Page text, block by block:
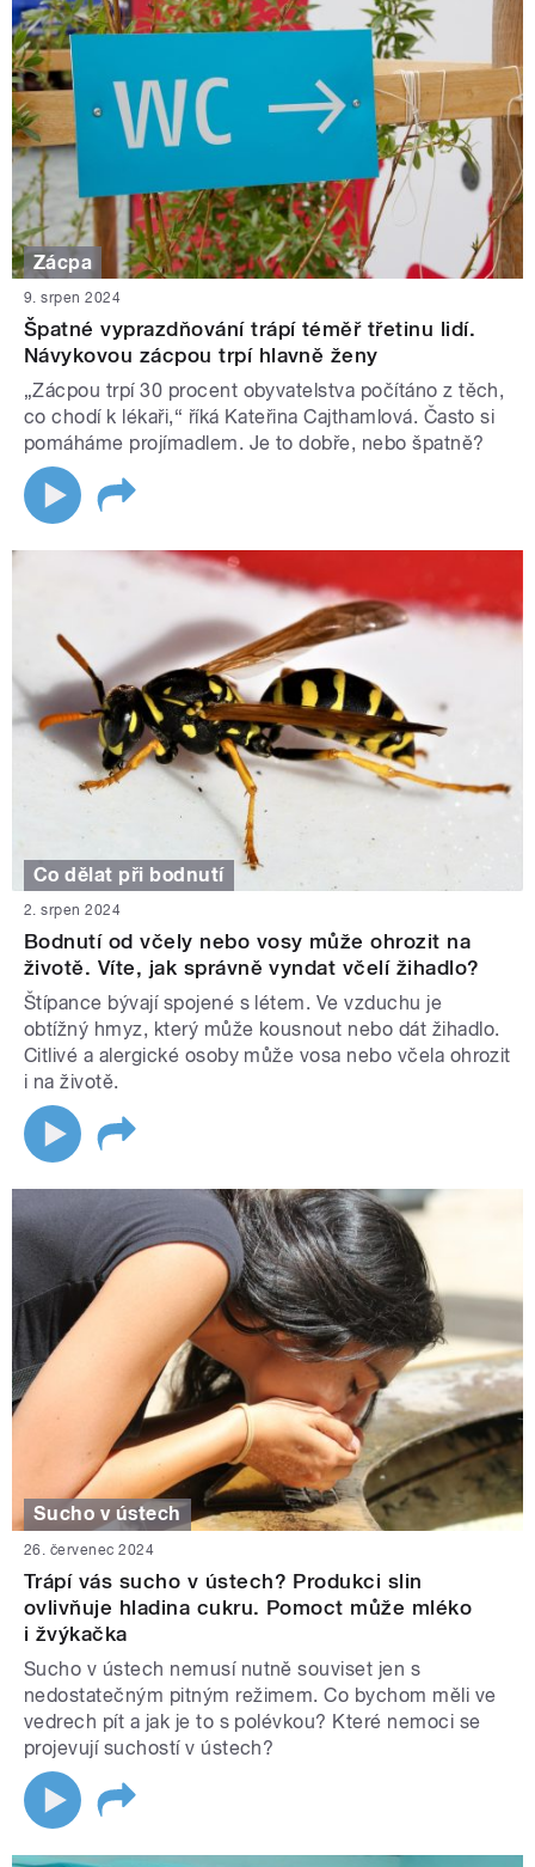
Zácpa
9. srpen 2024
Špatné vyprazdňování trápí téměř třetinu lidí.
Návykovou zácpou trpí hlavně ženy
„Zácpou trpí 30 procent obyvatelstva počítáno z těch,
co chodí k lékaři,“ říká Kateřina Cajthamlová. Často si
pomáháme projímadlem. Je to dobře, nebo špatně?
Co dělat při bodnutí
2. srpen 2024
Bodnutí od včely nebo vosy může ohrozit na
životě. Víte, jak správně vyndat včelí žihadlo?
Štípance bývají spojené s létem. Ve vzduchu je
obtížný hmyz, který může kousnout nebo dát žihadlo.
Citlivé a alergické osoby může vosa nebo včela ohrozit
i na životě.
Sucho v ústech
26. červenec 2024
Trápí vás sucho v ústech? Produkci slin
ovlivňuje hladina cukru. Pomoct může mléko
i žvýkačka
Sucho v ústech nemusí nutně souviset jen s
nedostatečným pitným režimem. Co bychom měli ve
vedrech pít a jak je to s polévkou? Které nemoci se
projevují suchostí v ústech?